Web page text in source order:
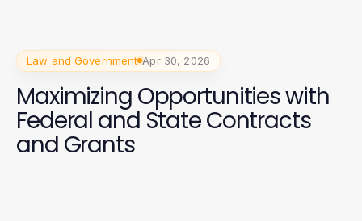
Law and Government Apr 30, 2026
Maximizing Opportunities with
Federal and State Contracts
and Grants